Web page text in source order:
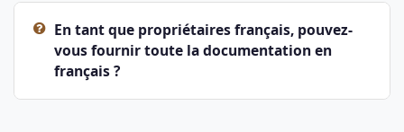
En tant que propriétaires français, pouvez-
vous fournir toute la documentation en
français ?